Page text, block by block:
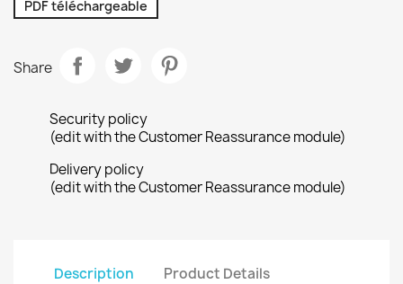
PDF téléchargeable
Share
Security policy
(edit with the Customer Reassurance module)
Delivery policy
(edit with the Customer Reassurance module)
Description Product Details